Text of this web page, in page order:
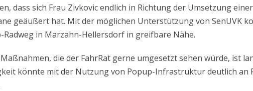
dass sich Frau Zivkovic endlich in Richtung der Umsetzung einer
geäußert hat. Mit der möglichen Unterstützung von SenUVK
Radweg in Marzahn-Hellersdorf in greifbare Nähe.
die der FahrRat gerne umgesetzt sehen würde, ist
könnte mit der Nutzung von Popup-Infrastruktur deutlich an